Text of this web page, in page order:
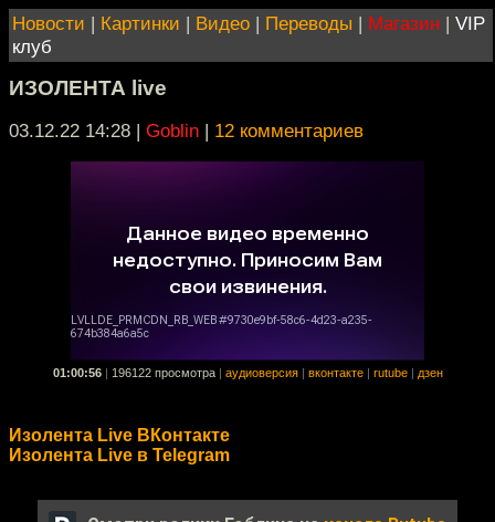
Новости | Картинки | Видео | Переводы | Магазин | VIP
клуб
ИЗОЛЕНТА live
03.12.22 14:28 | Goblin | 12 комментариев
01:00:56 196122 просмотра аудиоверсия вконтакте rutube дзен
Изолента Live ВКонтакте
Изолента Live в Telegram